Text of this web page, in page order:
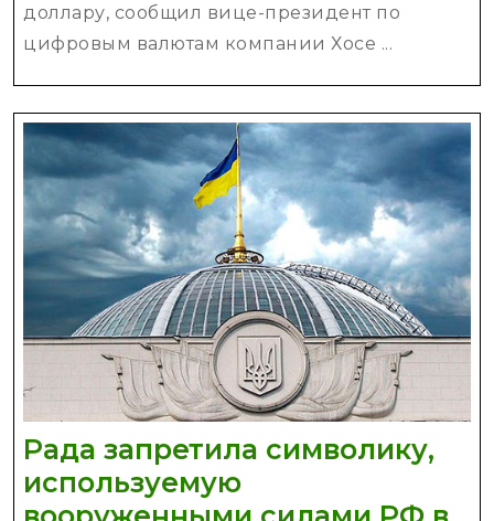
доллару, сообщил вице-президент по
цифровым валютам компании Хосе ...
Рада запретила символику,
используемую